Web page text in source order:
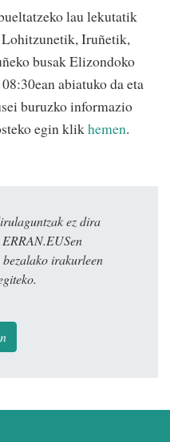
lau lekutatik
Iruñetik,
busak Elizondoko
abiatuko da eta
buruzko informazio
egin klikhemen.
ez dira
irakurleen